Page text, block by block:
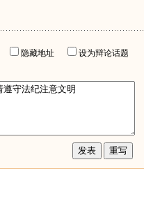
隐藏地址
设为辩论话题